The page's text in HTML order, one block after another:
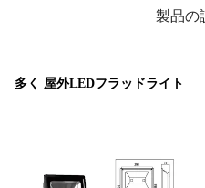
空気 presure のバランスを
製品の
多く 屋外LEDフラッドライト